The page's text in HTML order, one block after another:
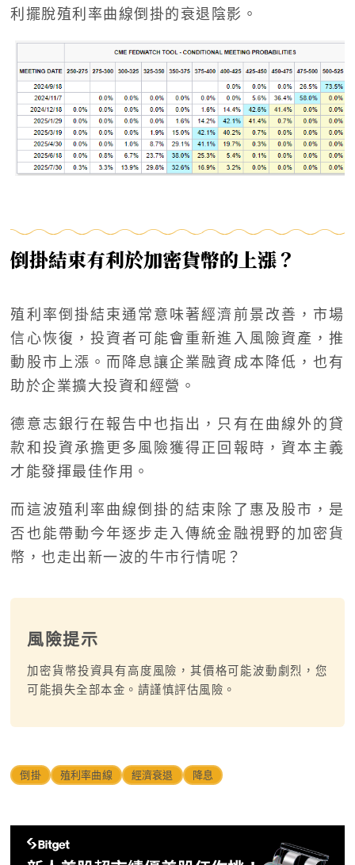
利擺脫殖利率曲線倒掛的衰退陰影。
倒掛結束有利於加密貨幣的上漲？
殖利率倒掛結束通常意味著經濟前景改善，市場
信心恢復，投資者可能會重新進入風險資產，推
動股市上漲。而降息讓企業融資成本降低，也有
助於企業擴大投資和經營。
德意志銀行在報告中也指出，只有在曲線外的貸
款和投資承擔更多風險獲得正回報時，資本主義
才能發揮最佳作用。
而這波殖利率曲線倒掛的結束除了惠及股市，是
否也能帶動今年逐步走入傳統金融視野的加密貨
幣，也走出新一波的牛市行情呢？
風險提示
加密貨幣投資具有高度風險，其價格可能波動劇烈，您
可能損失全部本金。請謹慎評估風險。
倒掛 殖利率曲線 經濟衰退 降息